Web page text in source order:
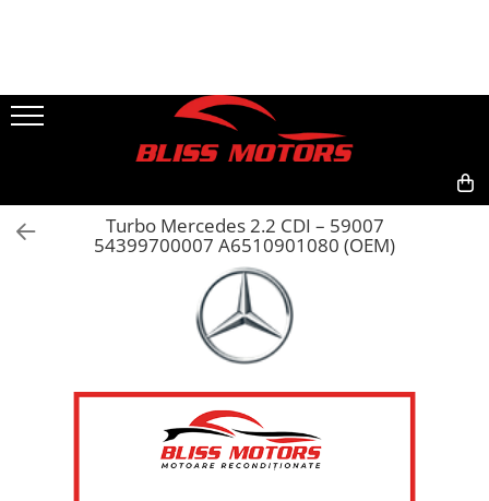
Turbosuflante și accesorii
Kituri de reparații
Vibrochen camioane
1 2
Turbo Mercedes 2.2 CDI – 59007
54399700007 A6510901080 (OEM)